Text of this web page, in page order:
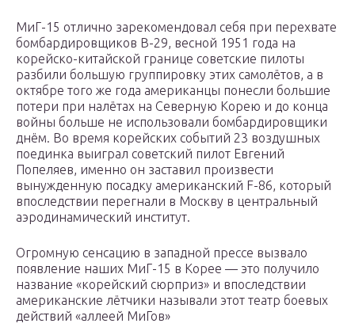
МиГ-15 отлично зарекомендовал себя при перехвате
бомбардировщиков В-29, весной 1951 года на
корейско-китайской границе советские пилоты
разбили большую группировку этих самолётов, а в
октябре того же года американцы понесли большие
потери при налётах на Северную Корею и до конца
войны больше не использовали бомбардировщики
днём. Во время корейских событий 23 воздушных
поединка выиграл советский пилот Евгений
Попеляев, именно он заставил произвести
вынужденную посадку американский F-86, который
впоследствии перегнали в Москву в центральный
аэродинамический институт.
Огромную сенсацию в западной прессе вызвало
появление наших МиГ-15 в Корее — это получило
название «корейский сюрприз» и впоследствии
американские лётчики называли этот театр боевых
действий «аллеей МиГов»